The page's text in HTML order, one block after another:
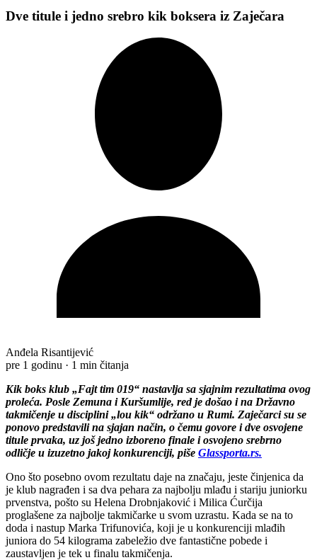
Dve titule i jedno srebro kik boksera iz Zaječara
Anđela Risantijević
pre 1 godinu · 1 min čitanja
Kik boks klub „Fajt tim 019“ nastavlja sa sjajnim rezultatima ovog
proleća. Posle Zemuna i Kuršumlije, red je došao i na Državno
takmičenje u disciplini „lou kik“ održano u Rumi. Zaječarci su se
ponovo predstavili na sjajan način, o čemu govore i dve osvojene
titule prvaka, uz još jedno izboreno finale i osvojeno srebrno
odličje u izuzetno jakoj konkurenciji, piše Glassporta.rs.
Ono što posebno ovom rezultatu daje na značaju, jeste činjenica da
je klub nagrađen i sa dva pehara za najbolju mlađu i stariju juniorku
prvenstva, pošto su Helena Drobnjaković i Milica Ćurčija
proglašene za najbolje takmičarke u svom uzrastu. Kada se na to
doda i nastup Marka Trifunovića, koji je u konkurenciji mlađih
juniora do 54 kilograma zabeležio dve fantastične pobede i
zaustavljen je tek u finalu takmičenja.